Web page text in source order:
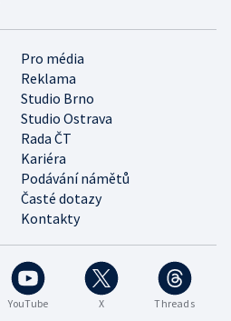
YouTube X Threads
Pro média
Reklama
Studio Brno
Studio Ostrava
Rada ČT
Kariéra
Podávání námětů
Časté dotazy
Kontakty